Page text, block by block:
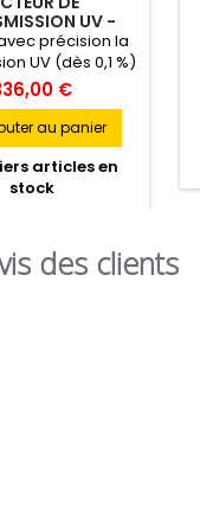
UV -
EDTMprécision la
UV (dès 0,1 %)
du verre ou du
pour mesurer
l'efficacité anti-
des films.
€
au panier
articles en
stock
des clients